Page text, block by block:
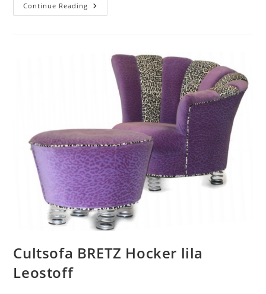
Continue Reading
Cultsofa BRETZ Hocker lila
Leostoff